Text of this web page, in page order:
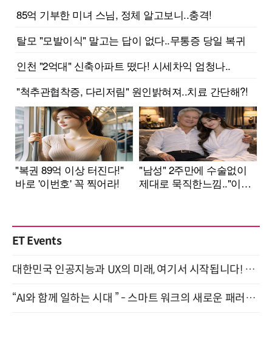
ET Events
대한민국 인공지능과 UX의 미래, 여기서 시작됩니다! UX Korea 2026 - Fall 9월 2일 개최
“AI와 함께 일하는 시대 ” - 스마트 워크의 새로운 패러다임 (9/11)